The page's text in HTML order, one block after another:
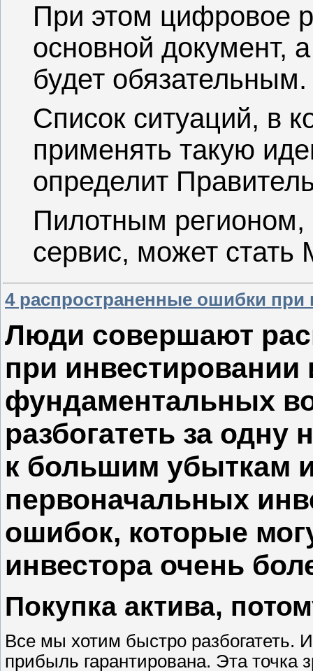
При этом цифровое
основной документ,
будет обязательным.
Список ситуаций, в
применять такую
определит
Пилотным регионом,
сервис, может стать
4 распространенные ошибки при
Люди совершают
при инвестировании
фундаментальных
разбогатеть за одну
к большим убыткам
первоначальных
ошибок, которые
инвестора очень
Покупка актива,
Все мы хотим быстро разбогатеть.
прибыль гарантирована. Эта точка